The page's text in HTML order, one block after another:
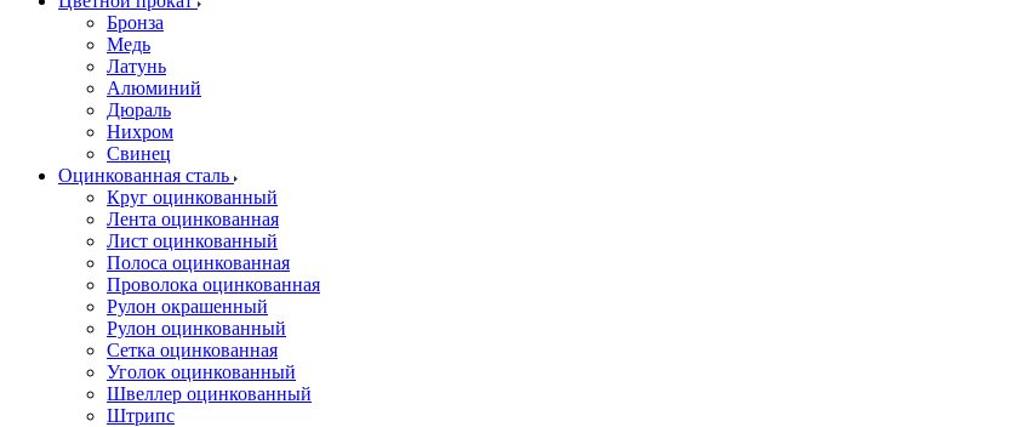
Бронза
Медь
Латунь
Алюминий
Дюраль
Нихром
Свинец
Оцинкованная сталь
Круг оцинкованный
Лента оцинкованная
Лист оцинкованный
Полоса оцинкованная
Проволока оцинкованная
Рулон окрашенный
Рулон оцинкованный
Сетка оцинкованная
Уголок оцинкованный
Швеллер оцинкованный
Штрипс